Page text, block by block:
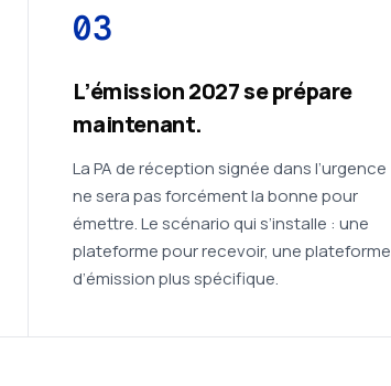
03
L’émission 2027 se prépare
maintenant.
La PA de réception signée dans l’urgence
ne sera pas forcément la bonne pour
émettre. Le scénario qui s’installe : une
plateforme pour recevoir, une plateforme
d’émission plus spécifique.